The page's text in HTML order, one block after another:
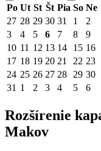
Po Ut St Št Pia So Ne
27 28 29 30 31 1
2
3
4 5 6 7 8
9
10 11 12 13 14 15 16
17 18 19 20 21 22 23
24 25 26 27 28 29 30
31 1 2 3 4 5 6
Rozšírenie
Makov